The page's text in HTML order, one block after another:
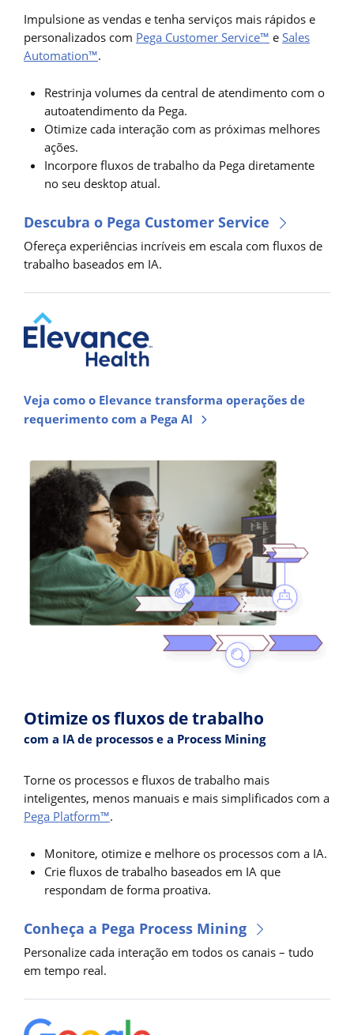
Impulsione as vendas e tenha serviços mais rápidos e
personalizados com Pega Customer Service™ e Sales
Automation™.
Restrinja volumes da central de atendimento com o
autoatendimento da Pega.
Otimize cada interação com as próximas melhores
ações.
Incorpore fluxos de trabalho da Pega diretamente
no seu desktop atual.
Descubra o Pega Customer Service
Ofereça experiências incríveis em escala com fluxos de
trabalho baseados em IA.
Veja como o Elevance transforma operações de
requerimento com a Pega AI
Otimize os fluxos de trabalho
com a IA de processos e a Process Mining
Torne os processos e fluxos de trabalho mais
inteligentes, menos manuais e mais simplificados com a
Pega Platform™.
Monitore, otimize e melhore os processos com a IA.
Crie fluxos de trabalho baseados em IA que
respondam de forma proativa.
Conheça a Pega Process Mining
Personalize cada interação em todos os canais – tudo
em tempo real.